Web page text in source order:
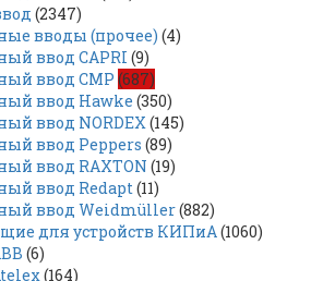
(2347)
вводы (прочее) (4)
ввод CAPRI (9)
ввод CMP (687)
ввод Hawke (350)
ввод NORDEX(145)
ввод Peppers (89)
ввод RAXTON (19)
ввод Redapt(11)
ввод Weidmüller(882)
для устройств КИПиА(1060)
(6)
(164)